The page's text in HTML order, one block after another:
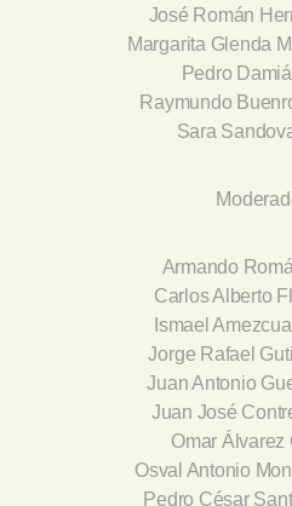
José Román
Margarita Glenda
Pedro
Raymundo
Sara
Armando
Carlos Alberto
Ismael
Jorge Rafael
Juan Antonio
Juan José
Omar Álvarez
Osval Antonio
Pedro César